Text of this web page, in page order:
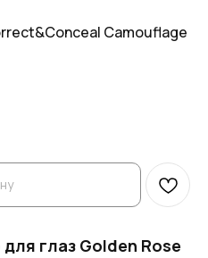
Camouflage
глаз Golden Rose